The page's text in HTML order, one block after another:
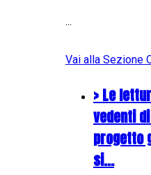
...
Vai alla Sezione
> Le
vedenti di
progetto
si…